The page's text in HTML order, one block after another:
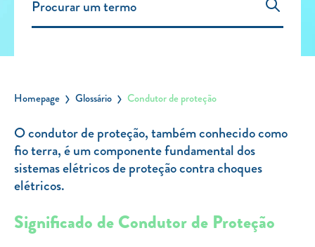
Carregar Fora de Casa
Leituras
Sobre nós
Contactos
FAQ
Blog
Mais informações
Homepage Glossário Condutor de proteção
O condutor de proteção, também conhecido como
fio terra, é um componente fundamental dos
sistemas elétricos de proteção contra choques
elétricos.
Significado de Condutor de Proteção